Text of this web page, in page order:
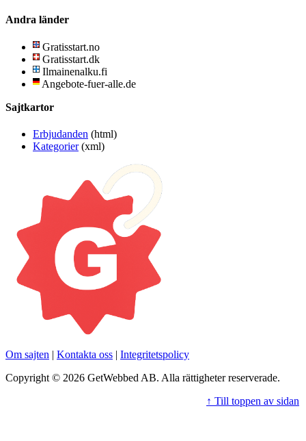
Andra länder
Gratisstart.no
Gratisstart.dk
Ilmainenalku.fi
Angebote-fuer-alle.de
Sajtkartor
Erbjudanden (html)
Kategorier(xml)
Om sajten | Kontakta oss | Integritetspolicy
Copyright © 2026 GetWebbed AB. Alla rättigheter reserverade.
↑ Till toppen av sidan